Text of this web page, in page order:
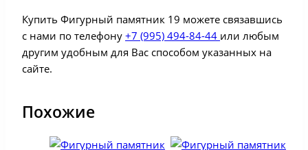
Купить Фигурный памятник 19 можете связавшись
с нами по телефону +7 (995) 494-84-44 или любым
другим удобным для Вас способом указанных на
сайте.
Похожие